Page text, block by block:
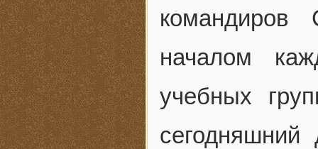
началом
учебных
сегодняшний